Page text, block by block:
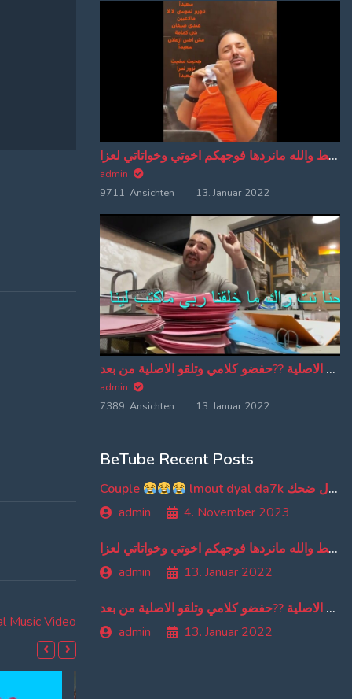
Music Video
اهو بوسط والله مانردها فوجهكم اخوتي وخواتاتي لعزا
admin
9711 Ansichten
13. Januar 2022
من دبا غادي تبقاو تسمعو ترجمة ديالي وخا تسمعو الاغنية الاصلية ??حفضو كلامي وتلقو الاصلية من بعد
admin
7389 Ansichten
13. Januar 2022
BeTube Recent Posts
Couple
lmout dyal da7k موت ديال ضحك
admin
4. November 2023
اهو بوسط والله مانردها فوجهكم اخوتي وخواتاتي لعزا
admin
13. Januar 2022
من دبا غادي تبقاو تسمعو ترجمة ديالي وخا تسمعو الاغنية الاصلية ??حفضو كلامي وتلقو الاصلية من بعد
admin
13. Januar 2022